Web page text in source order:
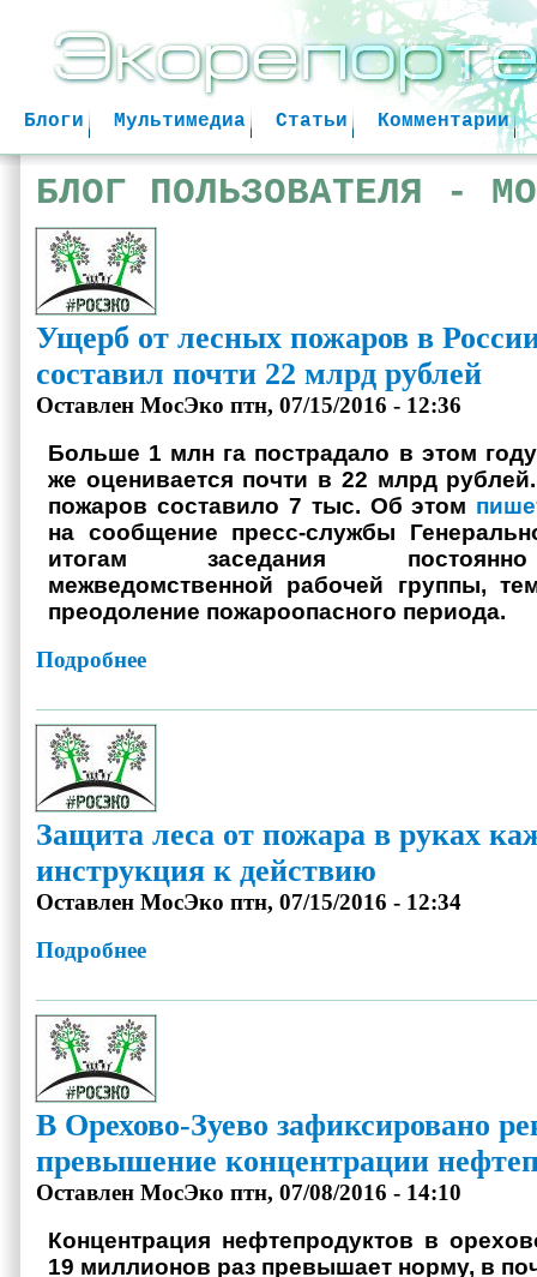
Комментарии
Статьи
Мультимедиа
Блоги
БЛОГ ПОЛЬЗОВАТЕЛЯ -
Ущерб от лесных пожаров в России
составил почти 22 млрд рублей
Оставлен МосЭко птн, 07/15/2016 - 12:36
Больше 1 млн га пострадало в этом
же оценивается почти в 22 млрд
пожаров составило 7 тыс. Об этом
на сообщение пресс-службы
итогам заседания
межведомственной рабочей группы,
преодоление пожароопасного периода.
Подробнее
Защита леса от пожара в руках
инструкция к действию
Оставлен МосЭко птн, 07/15/2016 - 12:34
Подробнее
В Орехово-Зуево зафиксировано
превышение концентрации
Оставлен МосЭко птн, 07/08/2016 - 14:10
Концентрация нефтепродуктов в
19 миллионов раз превышает норму, в